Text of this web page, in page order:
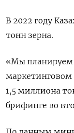
В 2022 году
тонн зерна.
«Мы планируем
маркетинговом
1,5 миллиона
брифинге во